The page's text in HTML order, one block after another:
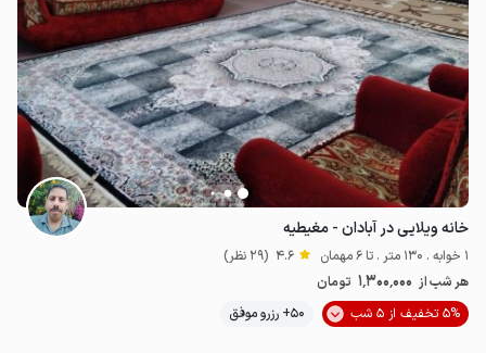
خانه ویلایی در آبادان - مغیطیه
1 خوابه . 130 متر . تا 6 مهمان 4.6 (29 نظر)
هر شب از 1٬300٬000 تومان
5% تخفیف از 5 شب
50+ رزرو موفق